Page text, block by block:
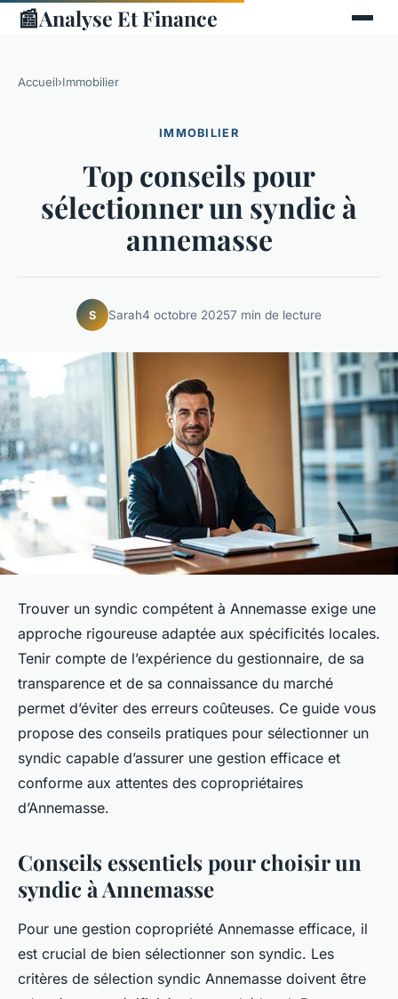
📰Analyse Et Finance
Accueil›Immobilier
IMMOBILIER
Top conseils pour
sélectionner un syndic à
annemasse
S Sarah4 octobre 20257 min de lecture
Trouver un syndic compétent à Annemasse exige une
approche rigoureuse adaptée aux spécificités locales.
Tenir compte de l’expérience du gestionnaire, de sa
transparence et de sa connaissance du marché
permet d’éviter des erreurs coûteuses. Ce guide vous
propose des conseils pratiques pour sélectionner un
syndic capable d’assurer une gestion efficace et
conforme aux attentes des copropriétaires
d’Annemasse.
Conseils essentiels pour choisir un
syndic à Annemasse
Pour une gestion copropriété Annemasse efficace, il
est crucial de bien sélectionner son syndic. Les
critères de sélection syndic Annemasse doivent être